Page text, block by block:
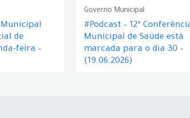
Municipal
de
feira –
Governo Municipal
#Podcast – 12ª
Municipal de Saúde está
marcada para o dia 30 –
(19.06.2026)